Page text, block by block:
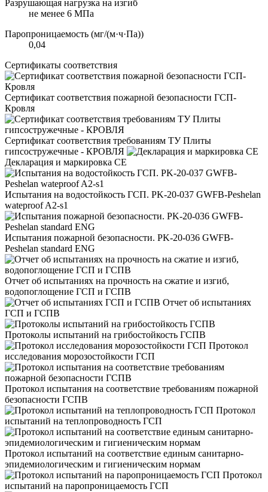
Разрушающая нагрузка на изгиб
не менее 6 МПа
Паропроницаемость (мг/(м·ч·Па))
0,04
Сертификаты соответствия
Сертификат соответствия пожарной безопасности ГСП-
Кровля
Сертификат соответствия требованиям ТУ Плиты
гипсостружечные - КРОВЛЯ
Декларация и маркировка CE
Испытания на водостойкость ГСП. PK-20-037 GWFB-Peshelan
wateproof A2-s1
Испытания пожарной безопасности. PK-20-036 GWFB-
Peshelan standard ENG
Отчет об испытаниях на прочность на сжатие и изгиб,
водопоглощение ГСП и ГСПВ
Отчет об испытаниях
ГСП и ГСПВ
Протоколы испытаний на грибостойкость ГСПВ
Протокол
исследования морозостойкости ГСП
Протокол испытания на соответствие требованиям пожарной
безопасности ГСПВ
Протокол
испытаний на теплопроводность ГСП
Протокол испытаний на соответствие единым санитарно-
эпидемиологическим и гигиеническим нормам
Протокол
испытаний на паропроницаемость ГСП